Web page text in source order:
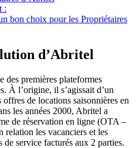
:
bon choix pour les Propriétaires
d’Abritel
des premières plateformes
À l’origine, il s’agissait d’un
offres de locations saisonnières en
les années 2000, Abritel a
de réservation en ligne (OTA –
les vacanciers et les
service facturés aux 2 parties.